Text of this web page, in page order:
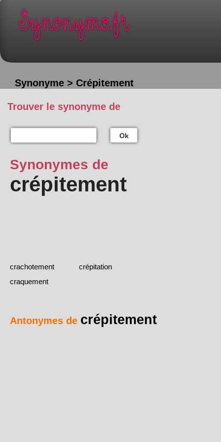
Synonyme > Crépitement
Trouver le synonyme de
Ok
Synonymes de
crépitement
crachotement
crépitation
craquement
Antonymes de crépitement